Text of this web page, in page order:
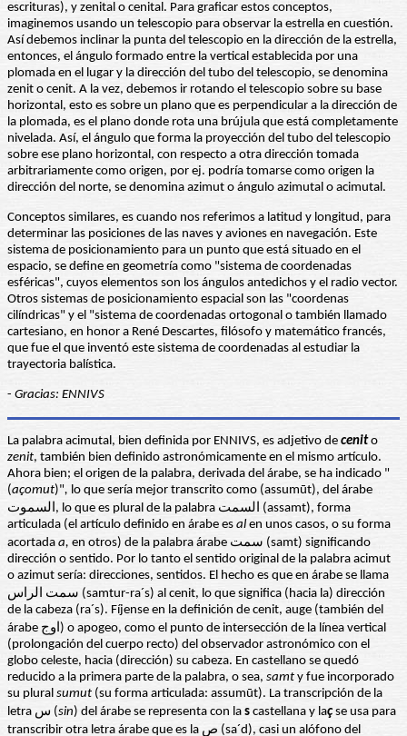
escrituras), y zenital o cenital. Para graficar estos conceptos,
imaginemos usando un telescopio para observar la estrella en cuestión.
Así debemos inclinar la punta del telescopio en la dirección de la estrella,
entonces, el ángulo formado entre la vertical establecida por una
plomada en el lugar y la dirección del tubo del telescopio, se denomina
zenit o cenit. A la vez, debemos ir rotando el telescopio sobre su base
horizontal, esto es sobre un plano que es perpendicular a la dirección de
la plomada, es el plano donde rota una brújula que está completamente
nivelada. Así, el ángulo que forma la proyección del tubo del telescopio
sobre ese plano horizontal, con respecto a otra dirección tomada
arbitrariamente como origen, por ej. podría tomarse como origen la
dirección del norte, se denomina azimut o ángulo azimutal o acimutal.
Conceptos similares, es cuando nos referimos a latitud y longitud, para
determinar las posiciones de las naves y aviones en navegación. Este
sistema de posicionamiento para un punto que está situado en el
espacio, se define en geometría como "sistema de coordenadas
esféricas", cuyos elementos son los ángulos antedichos y el radio vector.
Otros sistemas de posicionamiento espacial son las "coordenas
cilíndricas" y el "sistema de coordenadas ortogonal o también llamado
cartesiano, en honor a René Descartes, filósofo y matemático francés,
que fue el que inventó este sistema de coordenadas al estudiar la
trayectoria balística.
- Gracias: ENNIVS
La palabra acimutal, bien definida por ENNIVS, es adjetivo de cenito
zenit, también bien definido astronómicamente en el mismo artículo.
Ahora bien; el origen de la palabra, derivada del árabe, se ha indicado "
(açomut)", lo que sería mejor transcrito como (assumūt), del árabe
السموت, lo que es plural de la palabra السمت (assamt), forma
articulada (el artículo definido en árabe es al en unos casos, o su forma
acortada a, en otros) de la palabra árabe سمت (samt) significando
dirección o sentido. Por lo tanto el sentido original de la palabra acimut
o azimut sería: direcciones, sentidos. El hecho es que en árabe se llama
سمت الراس (samtur-ra´s) al cenit, lo que significa (hacia la) dirección
de la cabeza (ra´s). Fíjense en la definición de cenit, auge (también del
árabe اوج) o apogeo, como el punto de intersección de la línea vertical
(prolongación del cuerpo recto) del observador astronómico con el
globo celeste, hacia (dirección) su cabeza. En castellano se quedó
reducido a la primera parte de la palabra, o sea, samt y fue incorporado
su plural sumut (su forma articulada: assumūt). La transcripción de la
letra س (sin) del árabe se representa con la s castellana y laç se usa para
transcribir otra letra árabe que es la ص (sa´d), casi un alófono del